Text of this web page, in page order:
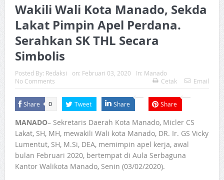
Wakili Wali Kota Manado, Sekda
Lakat Pimpin Apel Perdana.
Serahkan SK THL Secara
Simbolis
Posted By: Redaksi on: Februari 03, 2020 In: Manado
No Comments
Cetak Email
Share 0 Tweet Share Share
MANADO– Sekretaris Daerah Kota Manado, Micler CS
Lakat, SH, MH, mewakili Wali kota Manado, DR. Ir. GS Vicky
Lumentut, SH, M.Si, DEA, memimpin apel kerja, awal
bulan Februari 2020, bertempat di Aula Serbaguna
Kantor Walikota Manado, Senin (03/02/2020).